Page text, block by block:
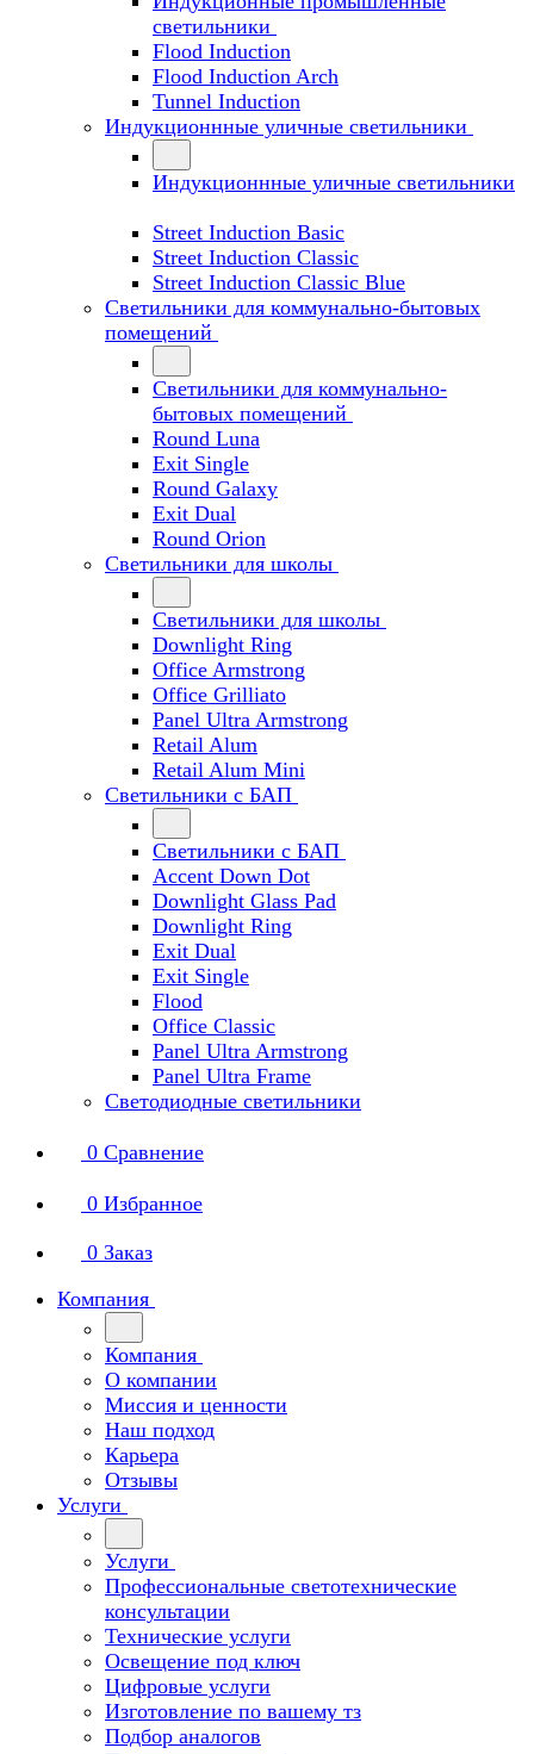
светильники
Flood Induction
Flood Induction Arch
Tunnel Induction
Индукционнные уличные светильники
Индукционнные уличные светильники
Street Induction Basic
Street Induction Classic
Street Induction Classic Blue
Светильники для коммунально-бытовых
помещений
Светильники для коммунально-
бытовых помещений
Round Luna
Exit Single
Round Galaxy
Exit Dual
Round Orion
Светильники для школы
Светильники для школы
Downlight Ring
Office Armstrong
Office Grilliato
Panel Ultra Armstrong
Retail Alum
Retail Alum Mini
Светильники с БАП
Светильники с БАП
Accent Down Dot
Downlight Glass Pad
Downlight Ring
Exit Dual
Exit Single
Flood
Office Classic
Panel Ultra Armstrong
Panel Ultra Frame
Светодиодные светильники
0 Сравнение
0 Избранное
0 Заказ
Компания
Компания
О компании
Миссия и ценности
Наш подход
Карьера
Отзывы
Услуги
Услуги
Профессиональные светотехнические
консультации
Технические услуги
Освещение под ключ
Цифровые услуги
Изготовление по вашему тз
Подбор аналогов